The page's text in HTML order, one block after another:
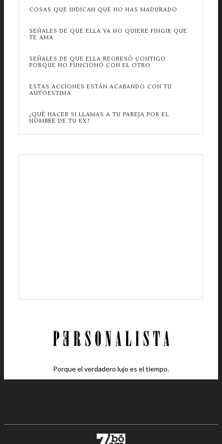
COSAS QUE INDICAN QUE NO HAS MADURADO
SEÑALES DE QUE ELLA YA NO QUIERE FINGIR QUE
TE AMA
SEÑALES DE QUE ELLA REGRESÓ CONTIGO
PORQUE NO FUNCIONÓ CON EL OTRO
ESTAS ACCIONES ESTÁN ACABANDO CON TU
AUTOESTIMA
¿QUÉ HACER SI LLAMAS A TU PAREJA POR EL
NOMBRE DE TU EX?
Porque el verdadero lujo es el tiempo.